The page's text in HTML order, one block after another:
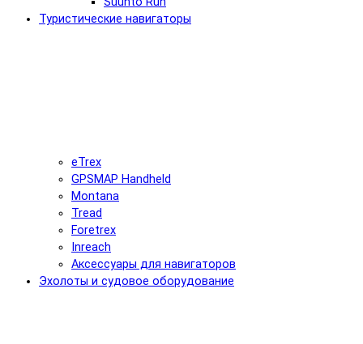
Туристические навигаторы
eTrex
GPSMAP Handheld
Montana
Tread
Foretrex
Inreach
Аксессуары для навигаторов
Эхолоты и судовое оборудование